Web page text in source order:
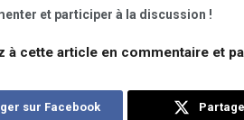
et participer à la discussion !
à cette article en commentaire et
sur Facebook